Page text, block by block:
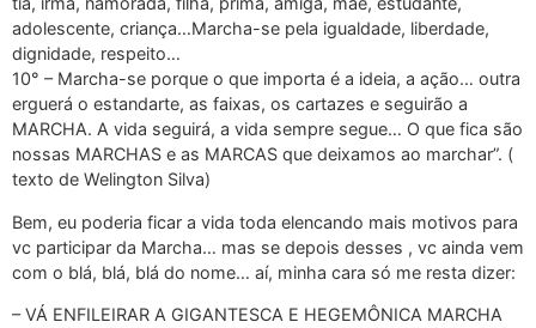
adolescente, criança…Marcha-se pela igualdade, liberdade,
dignidade, respeito…
10° – Marcha-se porque o que importa é a ideia, a ação… outra
erguerá o estandarte, as faixas, os cartazes e seguirão a
MARCHA. A vida seguirá, a vida sempre segue… O que fica são
nossas MARCHAS e as MARCAS que deixamos ao marchar”. (
texto de Welington Silva)
Bem, eu poderia ficar a vida toda elencando mais motivos para
vc participar da Marcha… mas se depois desses , vc ainda vem
com o blá, blá, blá do nome… aí, minha cara só me resta dizer:
– VÁ ENFILEIRAR A GIGANTESCA E HEGEMÔNICA MARCHA